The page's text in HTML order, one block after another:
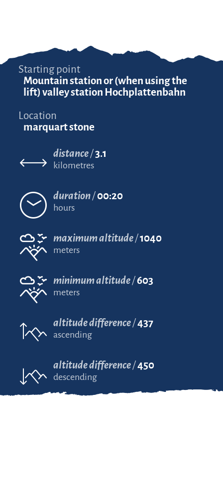
Starting point
Mountain station or (when using the
lift) valley station Hochplattenbahn
Location
marquart stone
distance 3.1
kilometres
duration 00:20
hours
maximum altitude 1040
meters
minimum altitude 603
meters
altitude difference 437
ascending
altitude difference 450
descending